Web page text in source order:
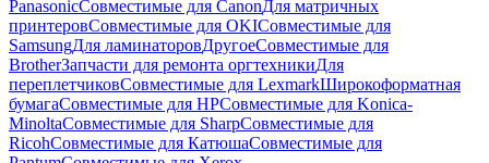
PanasonicСовместимые для CanonДля матричных
принтеровСовместимые для OKIСовместимые для
SamsungДля ламинаторовДругоеСовместимые для
BrotherЗапчасти для ремонта оргтехникиДля
переплетчиковСовместимые для LexmarkШирокоформатная
бумагаСовместимые для HPСовместимые для Konica-
MinoltaСовместимые для SharpСовместимые для
RicohСовместимые для КатюшаСовместимые для